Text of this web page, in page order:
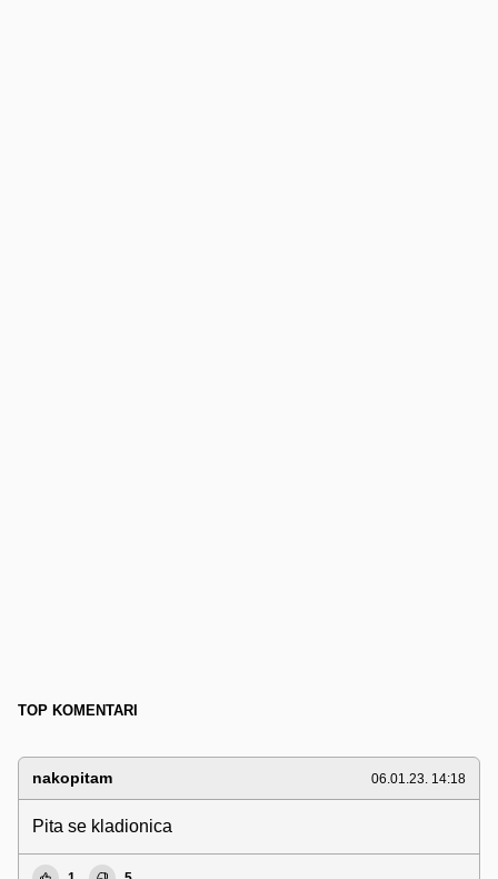
TOP KOMENTARI
nakopitam 06.01.23. 14:18
Pita se kladionica